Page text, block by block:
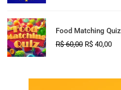
Food Matching Quiz
R$60,00 R$ 40,00